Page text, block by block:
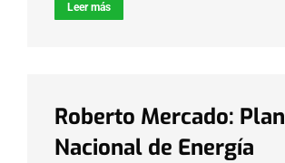
Leer más
Roberto Mercado: Plan
Nacional de Energía